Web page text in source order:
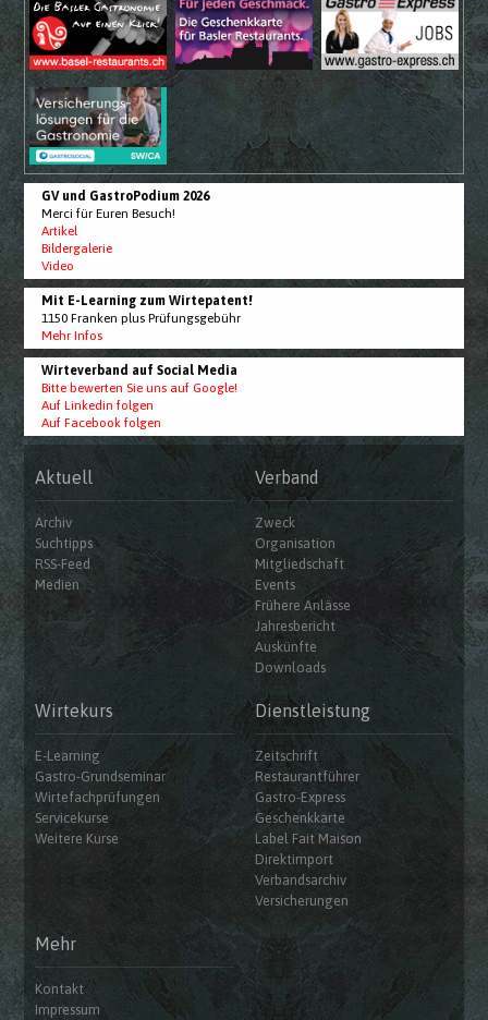
GV und GastroPodium 2026
Merci für Euren Besuch!
Artikel
Bildergalerie
Video
Mit E-Learning zum Wirtepatent!
1150 Franken plus Prüfungsgebühr
Mehr Infos
Wirteverband auf Social Media
Bitte bewerten Sie uns auf Google!
Auf Linkedin folgen
Auf Facebook folgen
Aktuell
Archiv
Suchtipps
RSS-Feed
Medien
Verband
Zweck
Organisation
Mitgliedschaft
Events
Frühere Anlässe
Jahresbericht
Auskünfte
Downloads
Wirtekurs
E-Learning
Gastro-Grundseminar
Wirtefachprüfungen
Servicekurse
Weitere Kurse
Dienstleistung
Zeitschrift
Restaurantführer
Gastro-Express
Geschenkkarte
Label Fait Maison
Direktimport
Verbandsarchiv
Versicherungen
Mehr
Kontakt
Impressum